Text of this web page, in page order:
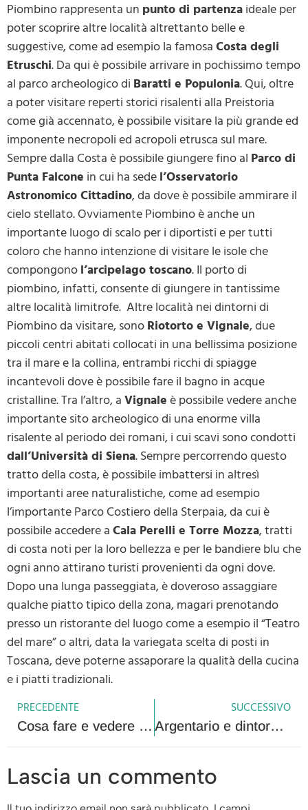
Piombino rappresenta un punto di partenza ideale per
poter scoprire altre località altrettanto belle e
suggestive, come ad esempio la famosa Costa degli
Etruschi. Da qui è possibile arrivare in pochissimo tempo
al parco archeologico di Baratti e Populonia. Qui, oltre
a poter visitare reperti storici risalenti alla Preistoria
come già accennato, è possibile visitare la più grande ed
imponente necropoli ed acropoli etrusca sul mare.
Sempre dalla Costa è possibile giungere fino al Parco di
Punta Falcone in cui ha sede l’Osservatorio
Astronomico Cittadino, da dove è possibile ammirare il
cielo stellato. Ovviamente Piombino è anche un
importante luogo di scalo per i diportisti e per tutti
coloro che hanno intenzione di visitare le isole che
compongono l’arcipelago toscano. Il porto di
piombino, infatti, consente di giungere in tantissime
altre località limitrofe. Altre località nei dintorni di
Piombino da visitare, sono Riotorto e Vignale, due
piccoli centri abitati collocati in una bellissima posizione
tra il mare e la collina, entrambi ricchi di spiagge
incantevoli dove è possibile fare il bagno in acque
cristalline. Tra l’altro, a Vignale è possibile vedere anche
importante sito archeologico di una enorme villa
risalente al periodo dei romani, i cui scavi sono condotti
dall’Università di Siena. Sempre percorrendo questo
tratto della costa, è possibile imbattersi in altresì
importanti aree naturalistiche, come ad esempio
l’importante Parco Costiero della Sterpaia, da cui è
possibile accedere a Cala Perelli e Torre Mozza, tratti
di costa noti per la loro bellezza e per le bandiere blu che
ogni anno attirano turisti provenienti da ogni dove.
Dopo una lunga passeggiata, è doveroso assaggiare
qualche piatto tipico della zona, magari prenotando
presso un ristorante del luogo come a esempio il “Teatro
del mare” o altri, data la variegata scelta di posti in
Toscana, deve poterne assaporare la qualità della cucina
e i piatti tradizionali.
PRECEDENTE
Cosa fare e vedere a Magliano in Toscana
SUCCESSIVO
Argentario e dintorni: itinerario in 10 tappe
Lascia un commento